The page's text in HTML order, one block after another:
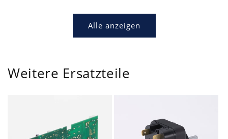
Alle anzeigen
Weitere Ersatzteile